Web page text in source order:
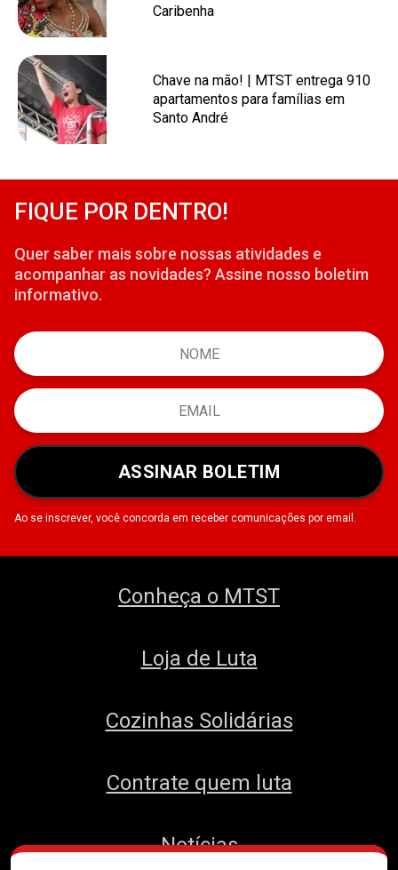
Caribenha
Chave na mão! | MTST entrega 910
apartamentos para famílias em
Santo André
FIQUE POR DENTRO!
Quer saber mais sobre nossas atividades e
acompanhar as novidades? Assine nosso boletim
informativo.
ASSINAR BOLETIM
Ao se inscrever, você concorda em receber comunicações por email.
Conheça o MTST
Loja de Luta
Cozinhas Solidárias
Contrate quem luta
Notícias